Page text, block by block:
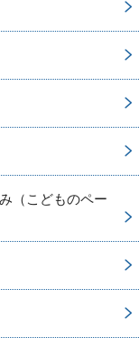
（こどものペー